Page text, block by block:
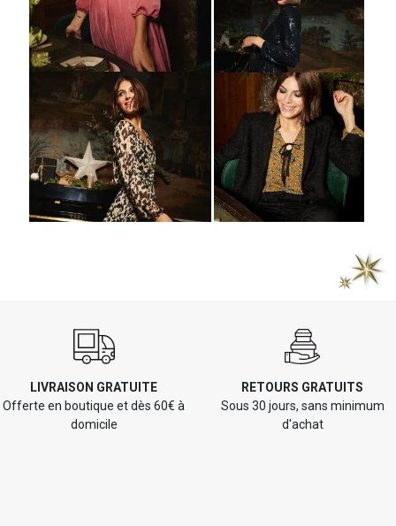
LIVRAISON GRATUITE
Offerte en boutique et dès 60€ à
domicile
RETOURS GRATUITS
Sous 30 jours, sans minimum
d'achat